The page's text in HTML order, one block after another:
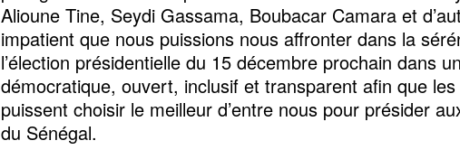
Alioune Tine, Seydi Gassama, Boubacar Camara et
impatient que nous puissions nous affronter dans la
l’élection présidentielle du 15 décembre prochain dans
démocratique, ouvert, inclusif et transparent afin que
puissent choisir le meilleur d’entre nous pour présider
du Sénégal.